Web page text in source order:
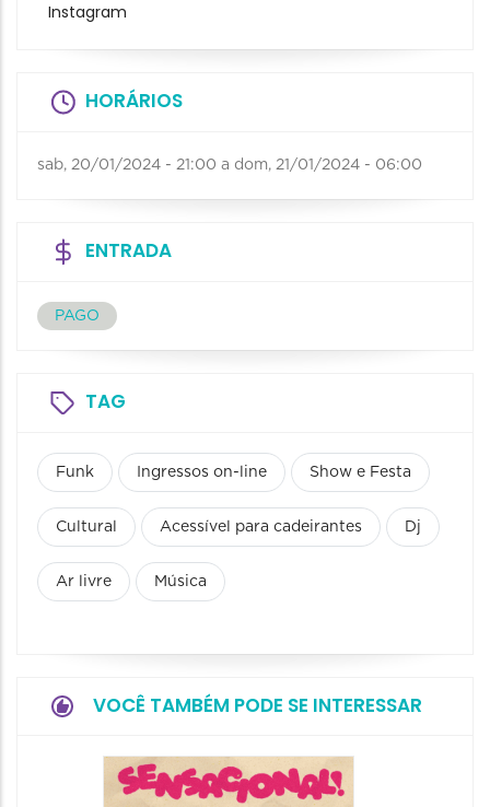
Instagram
HORÁRIOS
sab, 20/01/2024 - 21:00 a dom, 21/01/2024 - 06:00
ENTRADA
PAGO
TAG
Funk Ingressos on-line Show e Festa
Cultural Acessível para cadeirantes Dj
Ar livre Música
VOCÊ TAMBÉM PODE SE INTERESSAR